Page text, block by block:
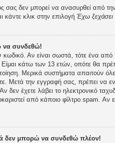
δεν μπορεί να ανασυρθεί από
κάντε κλικ στην επιλογή Έχω ξεχάσει
να συνδεθώ!
κωδικό. Αν είναι σωστά, τότε ένα
Είμαι κάτω των 13 ετών, οπότε θα
Μερικά συστήματα απαιτούν
Μετά την εγγραφή σας, πρέπει να
δεν έχετε λάβει το ηλεκτρονικό
από κάποιο φίλτρο spam.
δεν μπορώ να συνδεθώ πλέον!